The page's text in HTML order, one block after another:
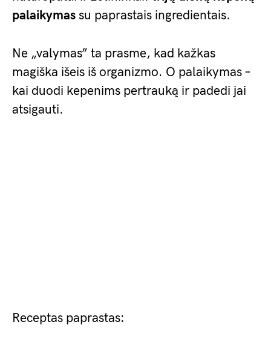
palaikymas su paprastais ingredientais.
Ne „valymas” ta prasme, kad kažkas
magiška išeis iš organizmo. O palaikymas –
kai duodi kepenims pertrauką ir padedi jai
atsigauti.
Receptas paprastas: